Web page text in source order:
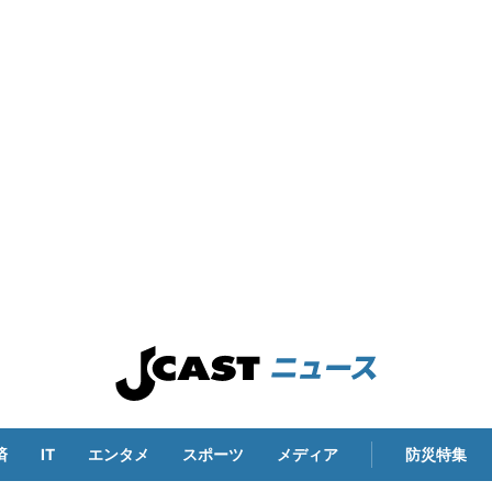
IT エンタメ スポーツ メディア 防災特集